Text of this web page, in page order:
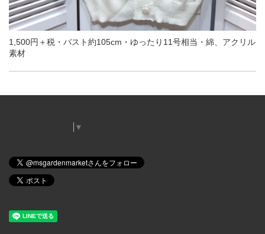
1,500円＋税・バスト約105cm・ゆったり11号相当・綿、アクリル
素材
▼